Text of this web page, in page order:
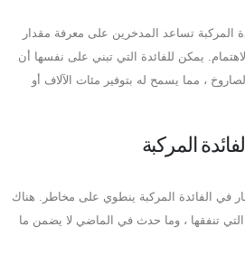
المركبة تساعد المدخرين على معرفة مقدار
يمكن للفائدة التي تبني على نفسها أن
، مما يسمح له بتوفير مئات الآلاف أو
المركبة
في الفائدة المركبة ينطوي على مخاطر. هناك
التي تنفقها ، وما حدث في الماضي لا يضمن ما